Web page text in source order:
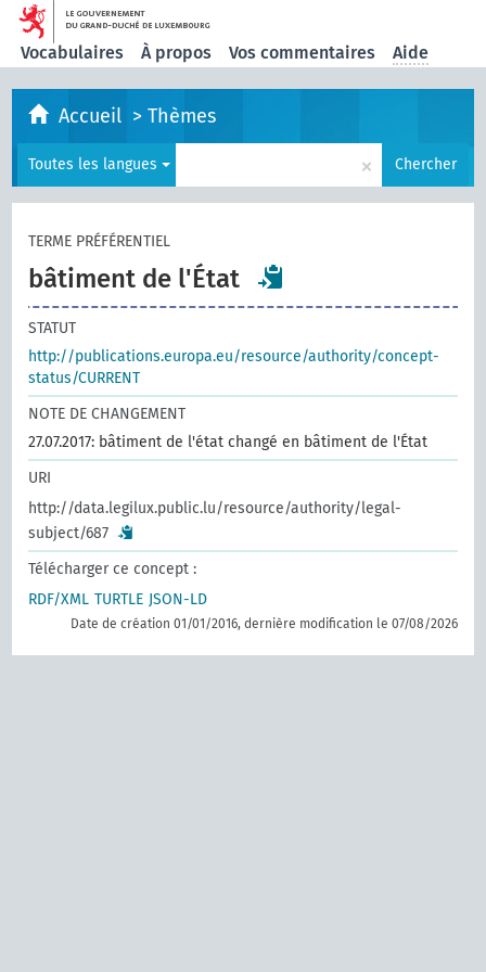
Vocabulaires À propos Vos commentaires Aide
Accueil >Thèmes
Toutes les langues × Chercher
TERME PRÉFÉRENTIEL
bâtiment de l'État
STATUT
http://publications.europa.eu/resource/authority/concept-
status/CURRENT
NOTE DE CHANGEMENT
27.07.2017: bâtiment de l'état changé en bâtiment de l'État
URI
http://data.legilux.public.lu/resource/authority/legal-
subject/687
Télécharger ce concept :
RDF/XML TURTLE JSON-LD
Date de création 01/01/2016, dernière modification le 07/08/2026